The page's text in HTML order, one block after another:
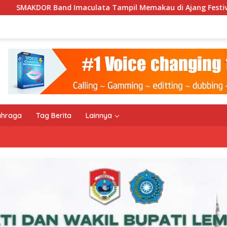
Tampil Memakau di Ajang Festival Bale Nagi
Tag Berita Lainnya